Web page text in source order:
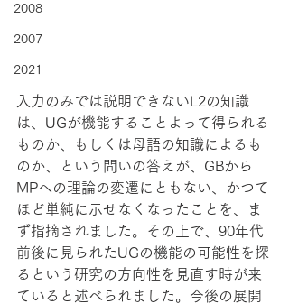
2008
2007
2021
入力のみでは説明できないL2の知識
は、UGが機能することよって得られる
ものか、もしくは母語の知識によるも
のか、という問いの答えが、GBから
MPへの理論の変遷にともない、かつて
ほど単純に示せなくなったことを、ま
ず指摘されました。その上で、90年代
前後に見られたUGの機能の可能性を探
るという研究の方向性を見直す時が来
ていると述べられました。今後の展開